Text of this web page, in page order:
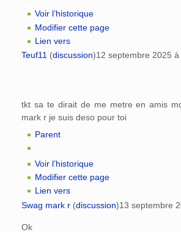
Voir l’historique
Modifier cette page
Lien vers
Teuf11 (discussion)12 septembre 2025 à
tkt sa te dirait de me metre en amis
mark r je suis deso pour toi
Parent
Voir l’historique
Modifier cette page
Lien vers
Swag mark r (discussion)13 septembre
Ok